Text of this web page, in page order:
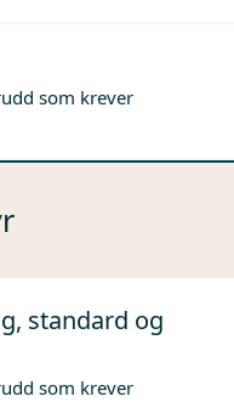
som krever
standard og
som krever